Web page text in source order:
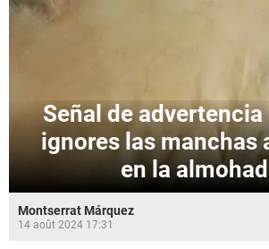
Señal de advertencia
ignores las manchas
en la
Montserrat Márquez
14 août 2024 17:31